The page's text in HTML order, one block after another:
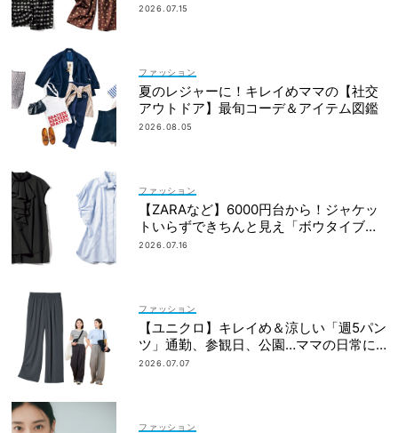
2026.07.15
ファッション
夏のレジャーに！キレイめママの【社交
アウトドア】最旬コーデ＆アイテム図鑑
2026.08.05
ファッション
【ZARAなど】6000円台から！ジャケッ
トいらずできちんと見え「ボウタイブラ
ウス」4選
2026.07.16
ファッション
【ユニクロ】キレイめ＆涼しい「週5パン
ツ」通勤、参観日、公園…ママの日常に
最適
2026.07.07
ファッション